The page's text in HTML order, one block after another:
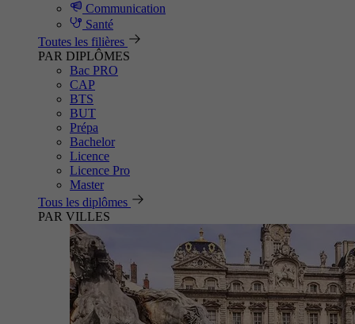
Communication
Santé
Toutes les filières
PAR DIPLÔMES
Bac PRO
CAP
BTS
BUT
Prépa
Bachelor
Licence
Licence Pro
Master
Tous les diplômes
PAR VILLES